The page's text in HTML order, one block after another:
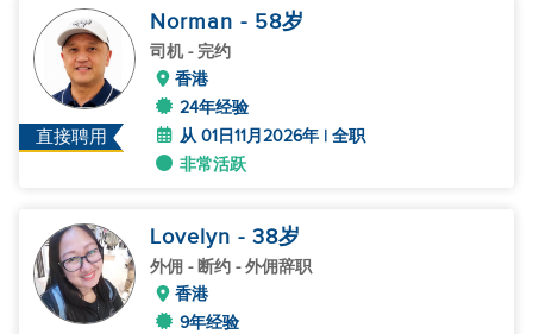
直接聘用
Norman - 58岁
司机- 完约
香港
24年经验
从 01日11月2026年 | 全职
非常活跃
Lovelyn - 38岁
外佣 - 断约 - 外佣辞职
香港
9年经验